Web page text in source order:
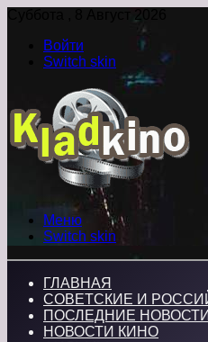
Суббота , 8 Август 2026
Войти
Switch skin
Меню
Switch skin
ГЛАВНАЯ
СОВЕТСКИЕ И
ПОСЛЕДНИЕ НОВОСТИ
НОВОСТИ КИНО